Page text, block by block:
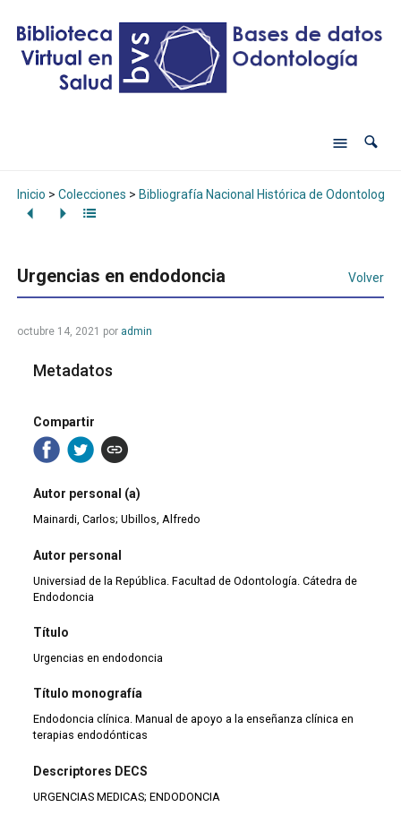
Inicio > Colecciones > Bibliografía Nacional Histórica de Odontología
Urgencias en endodoncia Volver
octubre 14, 2021 por admin
Metadatos
Compartir
Autor personal (a)
Mainardi, Carlos; Ubillos, Alfredo
Autor personal
Universiad de la República. Facultad de Odontología. Cátedra de
Endodoncia
Título
Urgencias en endodoncia
Título monografía
Endodoncia clínica. Manual de apoyo a la enseñanza clínica en
terapias endodónticas
Descriptores DECS
URGENCIAS MEDICAS; ENDODONCIA